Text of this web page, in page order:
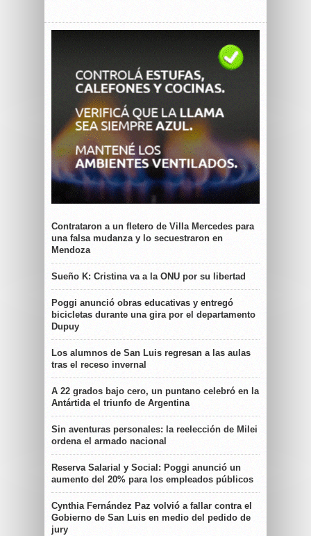
Contrataron a un fletero de Villa Mercedes para
una falsa mudanza y lo secuestraron en
Mendoza
Sueño K: Cristina va a la ONU por su libertad
Poggi anunció obras educativas y entregó
bicicletas durante una gira por el departamento
Dupuy
Los alumnos de San Luis regresan a las aulas
tras el receso invernal
A 22 grados bajo cero, un puntano celebró en la
Antártida el triunfo de Argentina
Sin aventuras personales: la reelección de Milei
ordena el armado nacional
Reserva Salarial y Social: Poggi anunció un
aumento del 20% para los empleados públicos
Cynthia Fernández Paz volvió a fallar contra el
Gobierno de San Luis en medio del pedido de
jury